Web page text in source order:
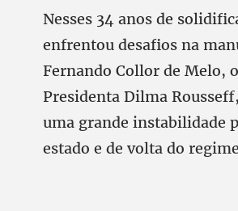
Nesses 34 anos de
enfrentou desafios na
Fernando Collor de Melo,
Presidenta Dilma
uma grande instabilidade
estado e de volta do